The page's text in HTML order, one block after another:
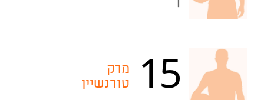
15
מרק
טורנשיין